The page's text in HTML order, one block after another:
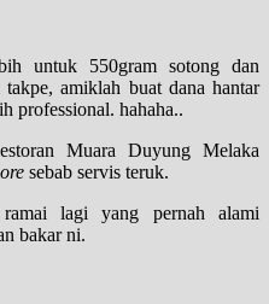
untuk 550gram sotong dan
amiklah buat dana hantar
professional. hahaha..
Muara Duyung Melaka
sebab servis teruk.
lagi yang pernah alami
bakar ni.